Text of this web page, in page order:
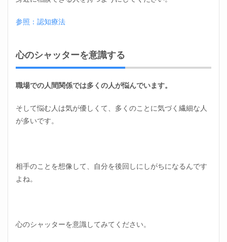
参照：認知療法
心のシャッターを意識する
職場での人間関係では多くの人が悩んでいます。
そして悩む人は気が優しくて、多くのことに気づく繊細な人
が多いです。
相手のことを想像して、自分を後回しにしがちになるんです
よね。
心のシャッターを意識してみてください。